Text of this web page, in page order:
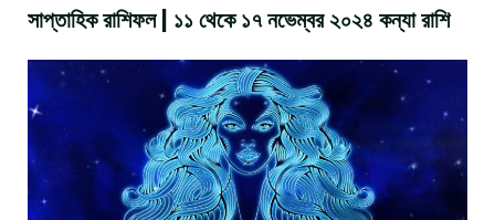
সাপ্তাহিক রাশিফল | ১১ থেকে ১৭ নভেম্বর ২০২৪ কন্যা রাশি